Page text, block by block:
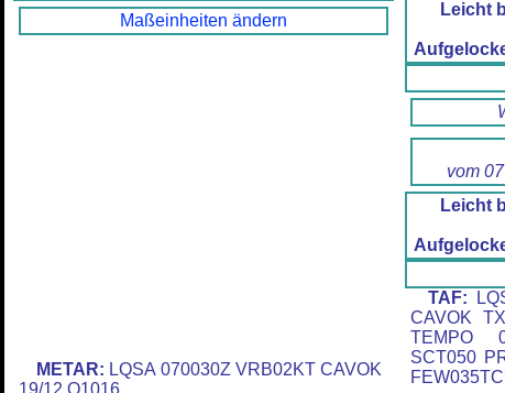
Maßeinheiten ändern
METAR: LQSA 070030Z VRB02KT CAVOK
Leicht
vom
Leicht
TAF:
CAVOK
TEMPO
SCT050